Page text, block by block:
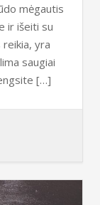
mėgautis
ir išeiti su
reikia, yra
saugiai
[…]